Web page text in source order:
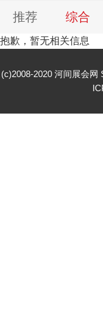
推荐 综合
抱歉，暂无相关信息
(c)2008-2020 河间展会网